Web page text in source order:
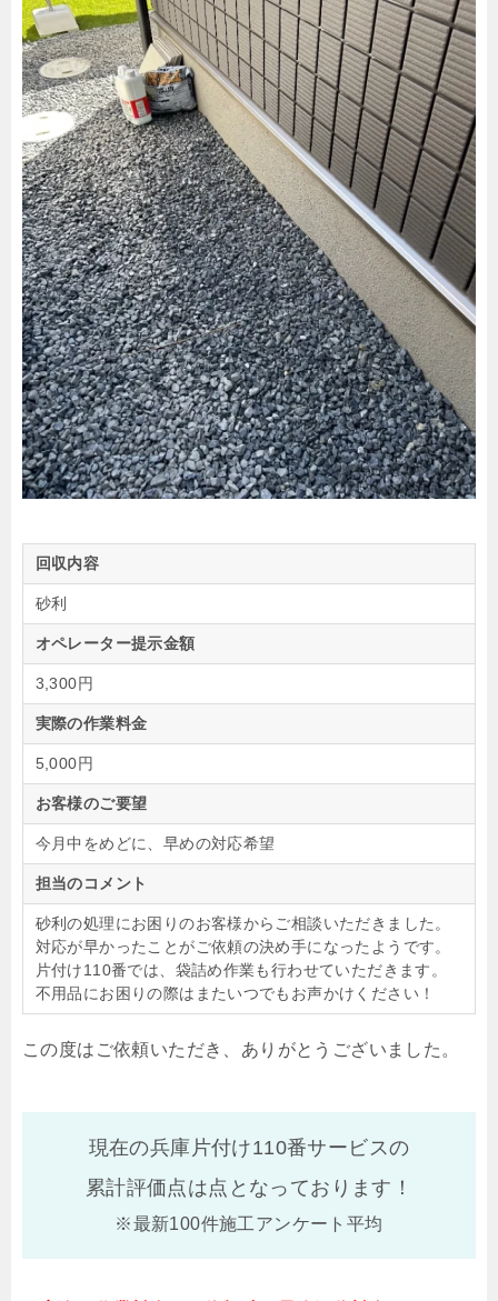
回収内容
砂利
オペレーター提示金額
3,300円
実際の作業料金
5,000円
お客様のご要望
今月中をめどに、早めの対応希望
担当のコメント
砂利の処理にお困りのお客様からご相談いただきました。
対応が早かったことがご依頼の決め手になったようです。
片付け110番では、袋詰め作業も行わせていただきます。
不用品にお困りの際はまたいつでもお声かけください！
この度はご依頼いただき、ありがとうございました。
現在の兵庫片付け110番サービスの
累計評価点は点となっております！
※最新100件施工アンケート平均